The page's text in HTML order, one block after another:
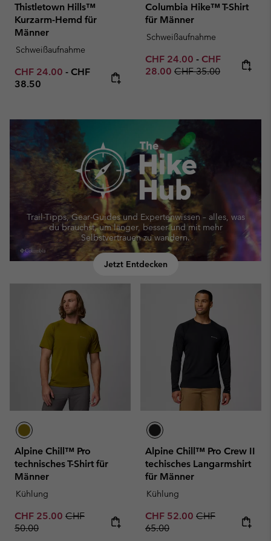
Thistletown Hills™
Kurzarm-Hemd für
Männer
Schweißaufnahme
Minimum sale price:
CHF 24.00 - Maximum price:
CHF
38.50
Columbia Hike™ T-Shirt
für Männer
Schweißaufnahme
Minimum sale price:
CHF 24.00 - Maximum sale
CHF
28.00 Regular price:
CHF 35.00
Trail-Tipps, Gear-Guides und Expertenwissen – alles, was
du brauchst, um länger, besser und mit mehr
Selbstvertrauen zu wandern.
Jetzt Entdecken
Alpine Chill™ Pro
technisches T-Shirt für
Männer
Kühlung
Sale price:
CHF 25.00 Regular price:
CHF
50.00
Alpine Chill™ Pro Crew II
techisches Langarmshirt
für Männer
Kühlung
Sale price:
CHF 52.00 Regular price:
CHF
65.00